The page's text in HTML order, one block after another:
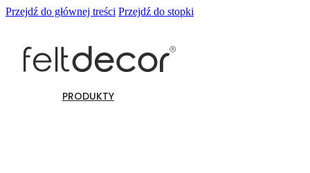
Przejdź do głównej treści Przejdź do stopki
PRODUKTY